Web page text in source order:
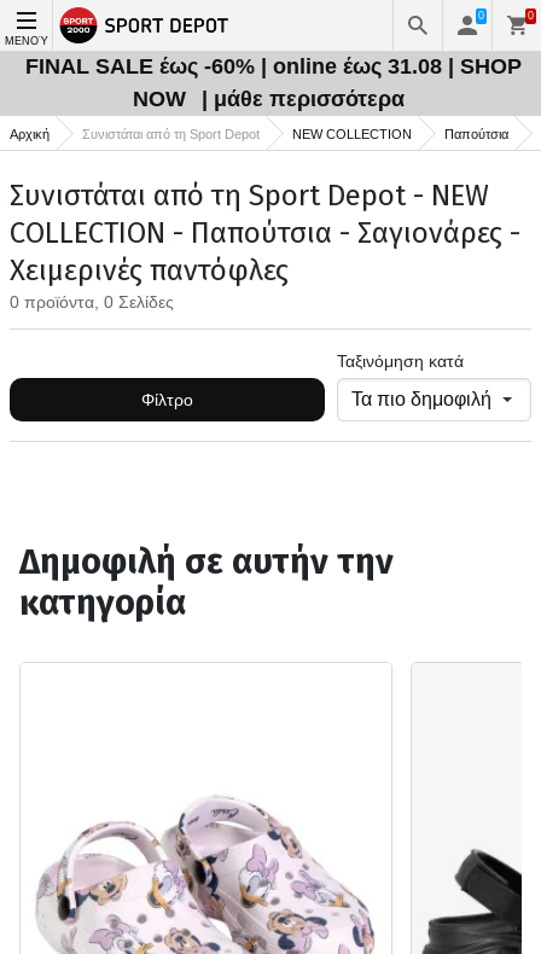
ΜΕΝΟΎ
0 0
FINAL SALE έως -60% | online έως 31.08 | SHOP
NOW
| μάθε περισσότερα
Αρχική Συνιστάται από τη Sport Depot NEW COLLECTION Παπούτσια
Συνιστάται από τη Sport Depot - NEW
COLLECTION - Παπούτσια - Σαγιονάρες -
Χειμερινές παντόφλες
0 προϊόντα, 0 Σελίδες
Φίλτρο
Ταξινόμηση κατά
Δημοφιλή σε αυτήν την
κατηγορία